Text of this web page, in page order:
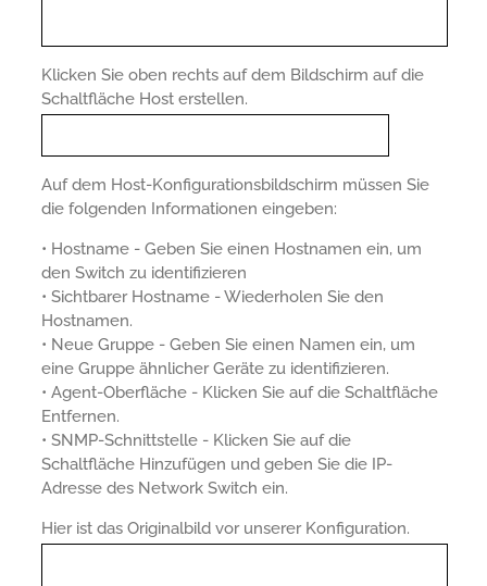
Klicken Sie oben rechts auf dem Bildschirm auf die
Schaltfläche Host erstellen.
Auf dem Host-Konfigurationsbildschirm müssen Sie
die folgenden Informationen eingeben:
• Hostname - Geben Sie einen Hostnamen ein, um
den Switch zu identifizieren
• Sichtbarer Hostname - Wiederholen Sie den
Hostnamen.
• Neue Gruppe - Geben Sie einen Namen ein, um
eine Gruppe ähnlicher Geräte zu identifizieren.
• Agent-Oberfläche - Klicken Sie auf die Schaltfläche
Entfernen.
• SNMP-Schnittstelle - Klicken Sie auf die
Schaltfläche Hinzufügen und geben Sie die IP-
Adresse des Network Switch ein.
Hier ist das Originalbild vor unserer Konfiguration.